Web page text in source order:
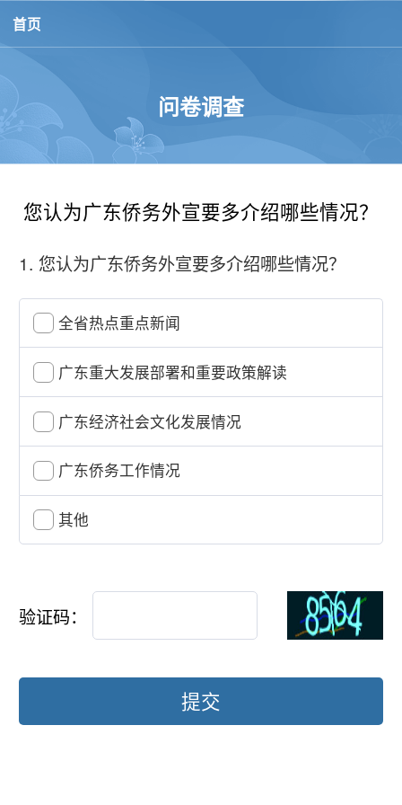
首页
问卷调查
您认为广东侨务外宣要多介绍哪些情况？
1. 您认为广东侨务外宣要多介绍哪些情况？
全省热点重点新闻
广东重大发展部署和重要政策解读
广东经济社会文化发展情况
广东侨务工作情况
其他
验证码：
提交